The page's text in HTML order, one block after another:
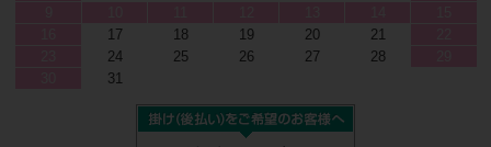
17 18 19 20 21
24 25 26 27 28
31